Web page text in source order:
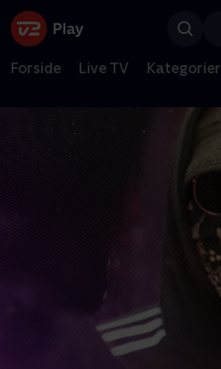
Forside Live TV Kategorier